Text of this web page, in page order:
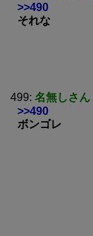
>>490
それな
499: 名無しさん
>>490
ボンゴレ